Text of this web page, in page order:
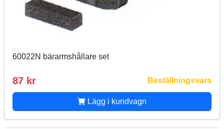
60022N bärarmshållare set
87 kr Beställningsvara
Lägg i kundvagn